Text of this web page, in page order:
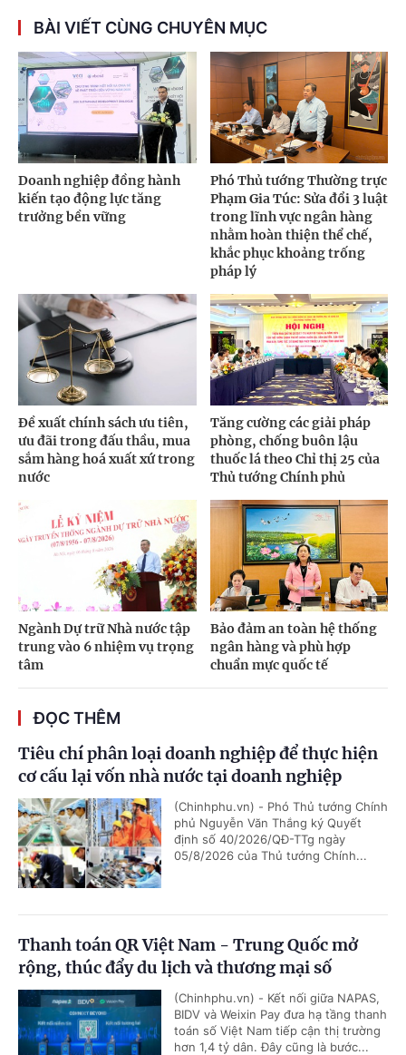
BÀI VIẾT CÙNG CHUYÊN MỤC
Doanh nghiệp đồng hành
kiến tạo động lực tăng
trưởng bền vững
Phó Thủ tướng Thường trực
Phạm Gia Túc: Sửa đổi 3 luật
trong lĩnh vực ngân hàng
nhằm hoàn thiện thể chế,
khắc phục khoảng trống
pháp lý
Đề xuất chính sách ưu tiên,
ưu đãi trong đấu thầu, mua
sắm hàng hoá xuất xứ trong
nước
Tăng cường các giải pháp
phòng, chống buôn lậu
thuốc lá theo Chỉ thị 25 của
Thủ tướng Chính phủ
Ngành Dự trữ Nhà nước tập
trung vào 6 nhiệm vụ trọng
tâm
Bảo đảm an toàn hệ thống
ngân hàng và phù hợp
chuẩn mực quốc tế
ĐỌC THÊM
Tiêu chí phân loại doanh nghiệp để thực hiện
cơ cấu lại vốn nhà nước tại doanh nghiệp
(Chinhphu.vn) - Phó Thủ tướng Chính
phủ Nguyễn Văn Thắng ký Quyết
định số 40/2026/QĐ-TTg ngày
05/8/2026 của Thủ tướng Chính...
Thanh toán QR Việt Nam - Trung Quốc mở
rộng, thúc đẩy du lịch và thương mại số
(Chinhphu.vn) - Kết nối giữa NAPAS,
BIDV và Weixin Pay đưa hạ tầng thanh
toán số Việt Nam tiếp cận thị trường
hơn 1,4 tỷ dân. Đây cũng là bước...